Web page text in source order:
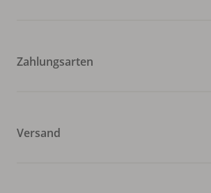
Zahlungsarten
Versand